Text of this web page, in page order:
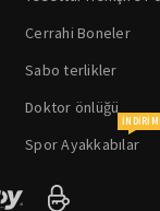
Cerrahi Boneler
Sabo terlikler
Doktor önlüğü
Spor Ayakkabılar